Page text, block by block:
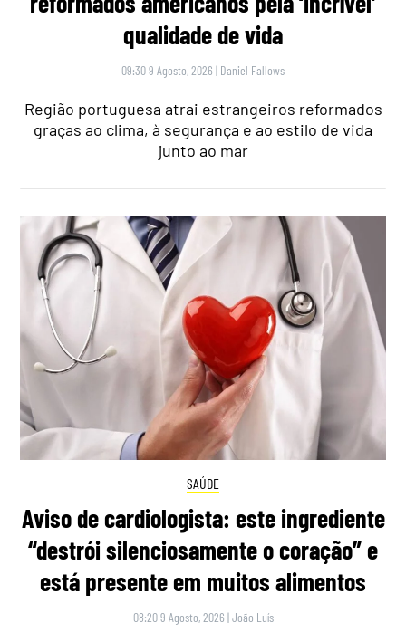
qualidade de vida
09:30 9 Agosto, 2026 | Daniel Fallows
Região portuguesa atrai estrangeiros reformados
graças ao clima, à segurança e ao estilo de vida
junto ao mar
SAÚDE
Aviso de cardiologista: este ingrediente
“destrói silenciosamente o coração” e
está presente em muitos alimentos
08:20 9 Agosto, 2026 |João Luís